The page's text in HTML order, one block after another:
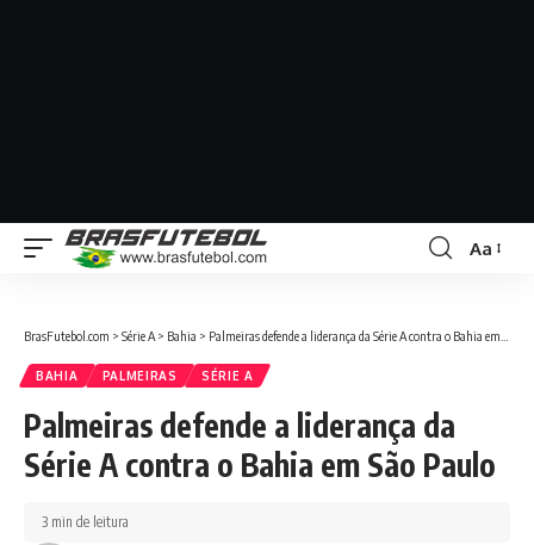
Aa
BrasFutebol.com > Série A > Bahia > Palmeiras defende a liderança da Série A contra o Bahia em São Paulo
BAHIA PALMEIRAS SÉRIE A
Palmeiras defende a liderança da
Série A contra o Bahia em São Paulo
3 min de leitura